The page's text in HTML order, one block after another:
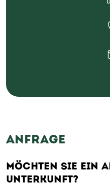
ANFRAGE
MÖCHTEN SIE EIN
UNTERKUNFT?